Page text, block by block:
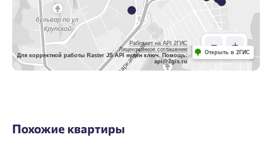
Работает на API 2ГИС
Лицензионное соглашение
Для корректной работы Raster JS API нужен ключ. Помощь:
api@2gis.ru
Открыть в 2ГИС
Похожие квартиры